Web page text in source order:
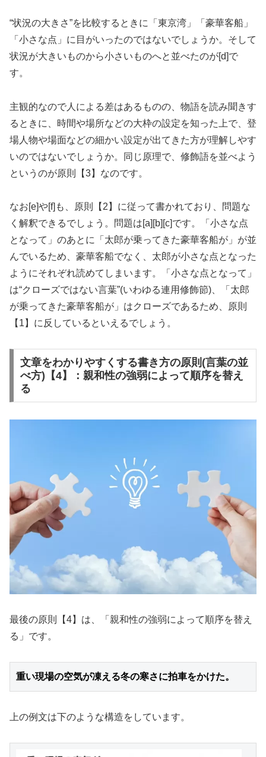
“状況の大きさ”を比較するときに「東京湾」「豪華客船」
「小さな点」に目がいったのではないでしょうか。そして
状況が大きいものから小さいものへと並べたのが[d]で
す。
主観的なので人による差はあるものの、物語を読み聞きす
るときに、時間や場所などの大枠の設定を知った上で、登
場人物や場面などの細かい設定が出てきた方が理解しやす
いのではないでしょうか。同じ原理で、修飾語を並べよう
というのが原則【3】なのです。
なお[e]や[f]も、原則【2】に従って書かれており、問題な
く解釈できるでしょう。問題は[a][b][c]です。「小さな点
となって」のあとに「太郎が乗ってきた豪華客船が」が並
んでいるため、豪華客船でなく、太郎が小さな点となった
ようにそれぞれ読めてしまいます。「小さな点となって」
は“クローズではない言葉”(いわゆる連用修飾節)、「太郎
が乗ってきた豪華客船が」はクローズであるため、原則
【1】に反しているといえるでしょう。
文章をわかりやすくする書き方の原則(言葉の並
べ方)【4】：親和性の強弱によって順序を替え
る
最後の原則【4】は、「親和性の強弱によって順序を替え
る」です。
重い現場の空気が凍える冬の寒さに拍車をかけた。
上の例文は下のような構造をしています。